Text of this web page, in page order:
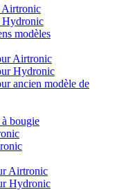
Airtronic
Hydronic
modèles
Airtronic
Hydronic
ancien modèle de
bougie
Airtronic
Hydronic